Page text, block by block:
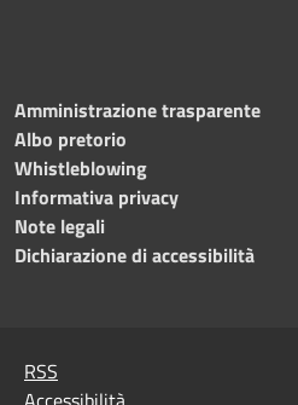
Amministrazione trasparente
Albo pretorio
Whistleblowing
Informativa privacy
Note legali
Dichiarazione di accessibilità
RSS